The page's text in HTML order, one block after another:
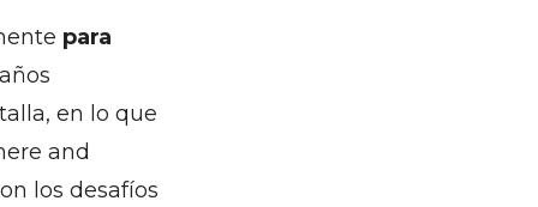
para
en lo que
and
los desafíos